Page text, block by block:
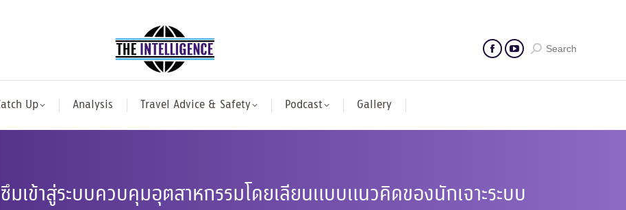
Search
Up Analysis Travel Advice & Safety Podcast Gallery
มเข้าสู่ระบบควบคุมอุตสาหกรรมโดยเลียนแบบแนวคิดของนักเจาะระบบ